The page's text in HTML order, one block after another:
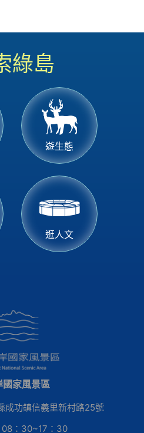
綠島
遊生態
逛人文
國家風景區
成功鎮信義里新村路25號
08：30~17：30